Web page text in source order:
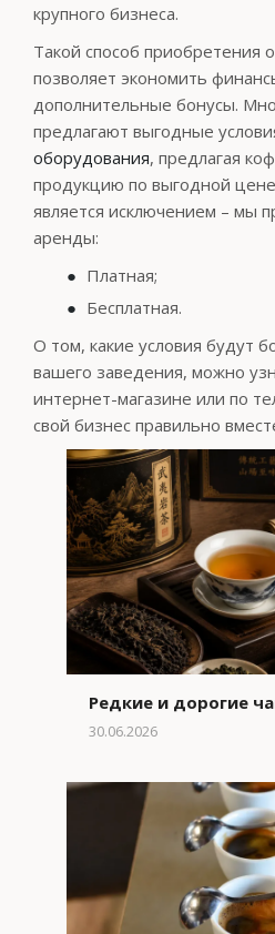
крупного бизнеса.
Такой способ приобретения
позволяет экономить
дополнительные бонусы.
предлагают выгодные
оборудования, предлагая
продукцию по выгодной
является исключением – мы
аренды:
Платная;
Бесплатная.
О том, какие условия будут
вашего заведения, можно
интернет-магазине или по
свой бизнес правильно
Редкие и дорогие
30.06.2026